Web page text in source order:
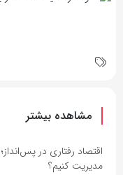
مشاهده بیشتر
اقتصاد رفتاری در
مدیریت کنیم؟